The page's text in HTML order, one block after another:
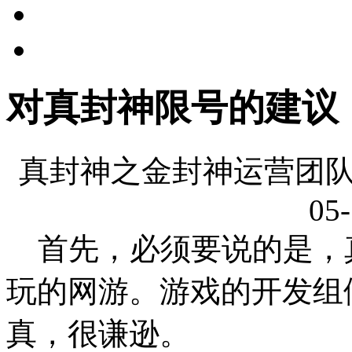
对真封神限号的建议
真封神之金封神运营团
首先，必须要说的是，
玩的网游。游戏的开发
真，很谦逊。